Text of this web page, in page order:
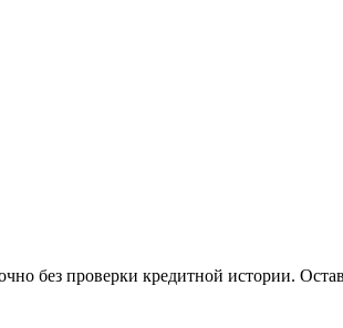
проверки кредитной истории.